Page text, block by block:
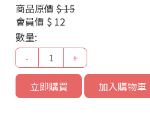
商品原價 $ 15
會員價 $ 12
數量:
-
+
立即購買
加入購物車